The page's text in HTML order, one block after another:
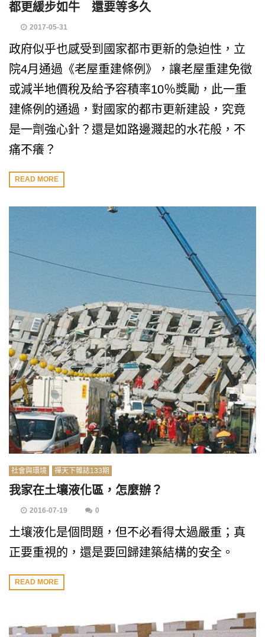
都更緩步如牛 還要等多久
2017-05-31
政府似乎也感受到國家都市更新的急迫性，立
院4月通過《老屋重建條例》，讓老屋重建免徵
或減半地價稅及給予容積率10％獎勵，此一重
建條例的通過，對國家的都市更新建設，究竟
是一劑強心針？還是如路邊濺起的水花般，不
痛不癢？
READ MORE
社會與環境 禪天下雜誌133期
我家在土壤液化區，怎麼辦？
2016-07-19 0
土壤液化是個問題，但不必看得太過嚴重；真
正要重視的，還是要回歸建築結構的安全。
READ MORE